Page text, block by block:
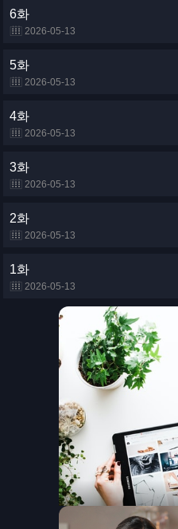
6화
2026-05-13
5화
2026-05-13
4화
2026-05-13
3화
2026-05-13
2화
2026-05-13
1화
2026-05-13